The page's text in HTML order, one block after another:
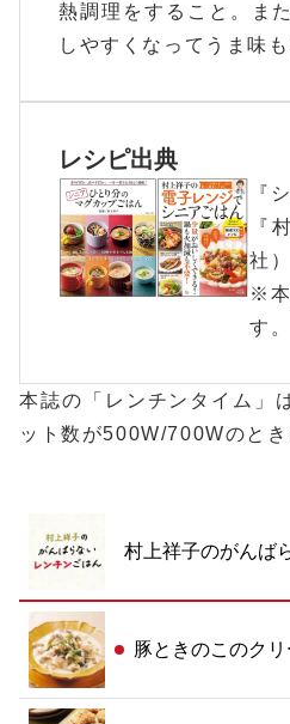
熱調理をすること。ま
しやすくなってうま味も
レシピ出典
『
『
社）
※本
す。
本誌の「レンチンタイム」
ット数が500W/700Wのと
村上祥子のがんば
豚ときのこのク